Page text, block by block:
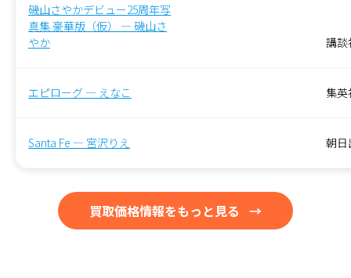
磯山さやかデビュー25周年写
真集 豪華版（仮） — 磯山さ
やか
講談
エピローグ — えなこ 集英
Santa Fe — 宮沢りえ 朝日
買取価格情報をもっと見る